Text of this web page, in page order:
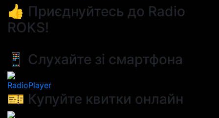
👍 Приєднуйтесь до Radio
ROKS!
📱 Слухайте зі смартфона
RadioPlayer
🎫 Купуйте квитки онлайн